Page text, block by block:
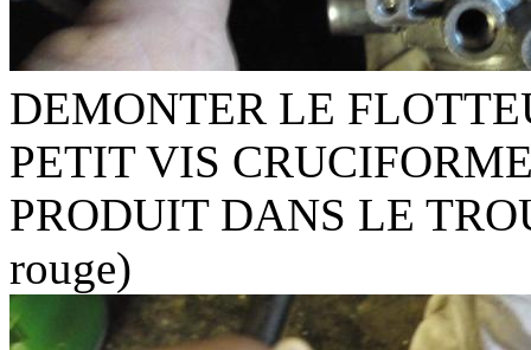
DEMONTER LE
PETIT VIS
PRODUIT DANS LE
rouge)